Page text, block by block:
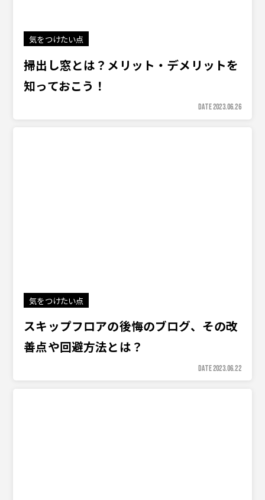
気をつけたい点
掃出し窓とは？メリット・デメリットを
知っておこう！
DATE 2023.06.26
気をつけたい点
スキップフロアの後悔のブログ、その改
善点や回避方法とは？
DATE 2023.06.22